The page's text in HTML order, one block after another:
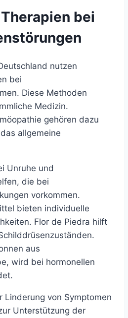
bei
nutzen
bei
Diese Methoden
Medizin.
gehören dazu
allgemeine
Unruhe und
die bei
vorkommen.
bieten individuelle
Flor de Piedra hilft
aus
wird bei hormonellen
Linderung von Symptomen
Unterstützung der